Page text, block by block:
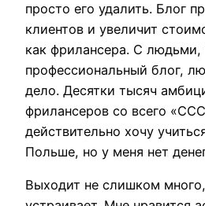
просто его удалить. Блог
клиентов и увеличит
как фрилансера. С людьми,
профессиональный блог,
дело. Десятки тысяч
фрилансеров со всего
действительно хочу
Польше, но у меня нет
Выходит не слишком